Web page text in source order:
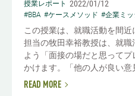
授業レポート 2022/01/12
#BBA #ケースメソッド #企業ミ
この授業は、就職活動を間近
担当の牧田幸裕教授は、就
よう「面接の場だと思って
かけます。「他の人が良い意
READ MORE